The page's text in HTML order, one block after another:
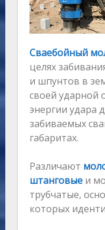
Сваебойный
целях
и шпунтов в
своей ударной
энергии удара
забиваемых
габаритах.
Различают
штанговыеи
трубчатые,
которых